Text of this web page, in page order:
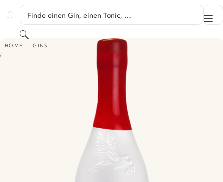
GINVENTORY
Finde einen Gin, einen Tonic, …
Suchen
HOME GINS
TARQUIN'S GIN - THE SEADOG NAVY STRENGTH